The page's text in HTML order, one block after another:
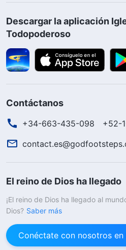
Descargar la aplicación
Todopoderoso
Contáctanos
+34-663-435-098
+52-
El reino de Dios ha llegado
¡El reino de Dios ha llegado al
Dios? Saber más
Conéctate con nosotros en